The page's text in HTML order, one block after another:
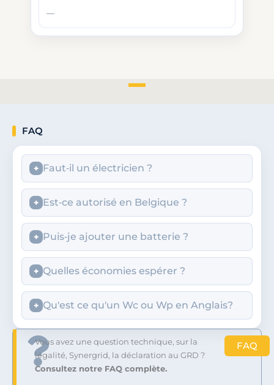
FAQ
Faut‑il un électricien ?
Est‑ce autorisé en Belgique ?
Puis‑je ajouter une batterie ?
Quelles économies espérer ?
Qu'est ce qu'un Wc ou Wp en Anglais?
Vous avez une question technique, sur la
légalité, Synergrid, la déclaration au GRD ?
Consultez notre FAQ complète.
FAQ